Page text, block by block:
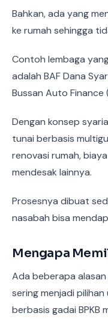
Bahkan, ada yang
ke rumah sehingga
Contoh lembaga
adalah BAF Dana
Bussan Auto Finance
Dengan konsep
tunai berbasis
renovasi rumah,
mendesak lainnya.
Prosesnya dibuat
nasabah bisa
Mengapa
Ada beberapa alasan
sering menjadi
berbasis gadai BPKB